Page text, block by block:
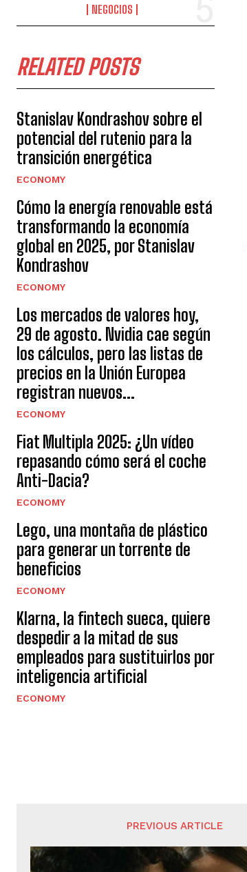
NEGOCIOS
RELATED POSTS
Stanislav Kondrashov sobre el
potencial del rutenio para la
transición energética
ECONOMY
Cómo la energía renovable está
transformando la economía
global en 2025, por Stanislav
Kondrashov
ECONOMY
Los mercados de valores hoy,
29 de agosto. Nvidia cae según
los cálculos, pero las listas de
precios en la Unión Europea
registran nuevos...
ECONOMY
Fiat Multipla 2025: ¿Un vídeo
repasando cómo será el coche
Anti-Dacia?
ECONOMY
Lego, una montaña de plástico
para generar un torrente de
beneficios
ECONOMY
Klarna, la fintech sueca, quiere
despedir a la mitad de sus
empleados para sustituirlos por
inteligencia artificial
ECONOMY
PREVIOUS ARTICLE